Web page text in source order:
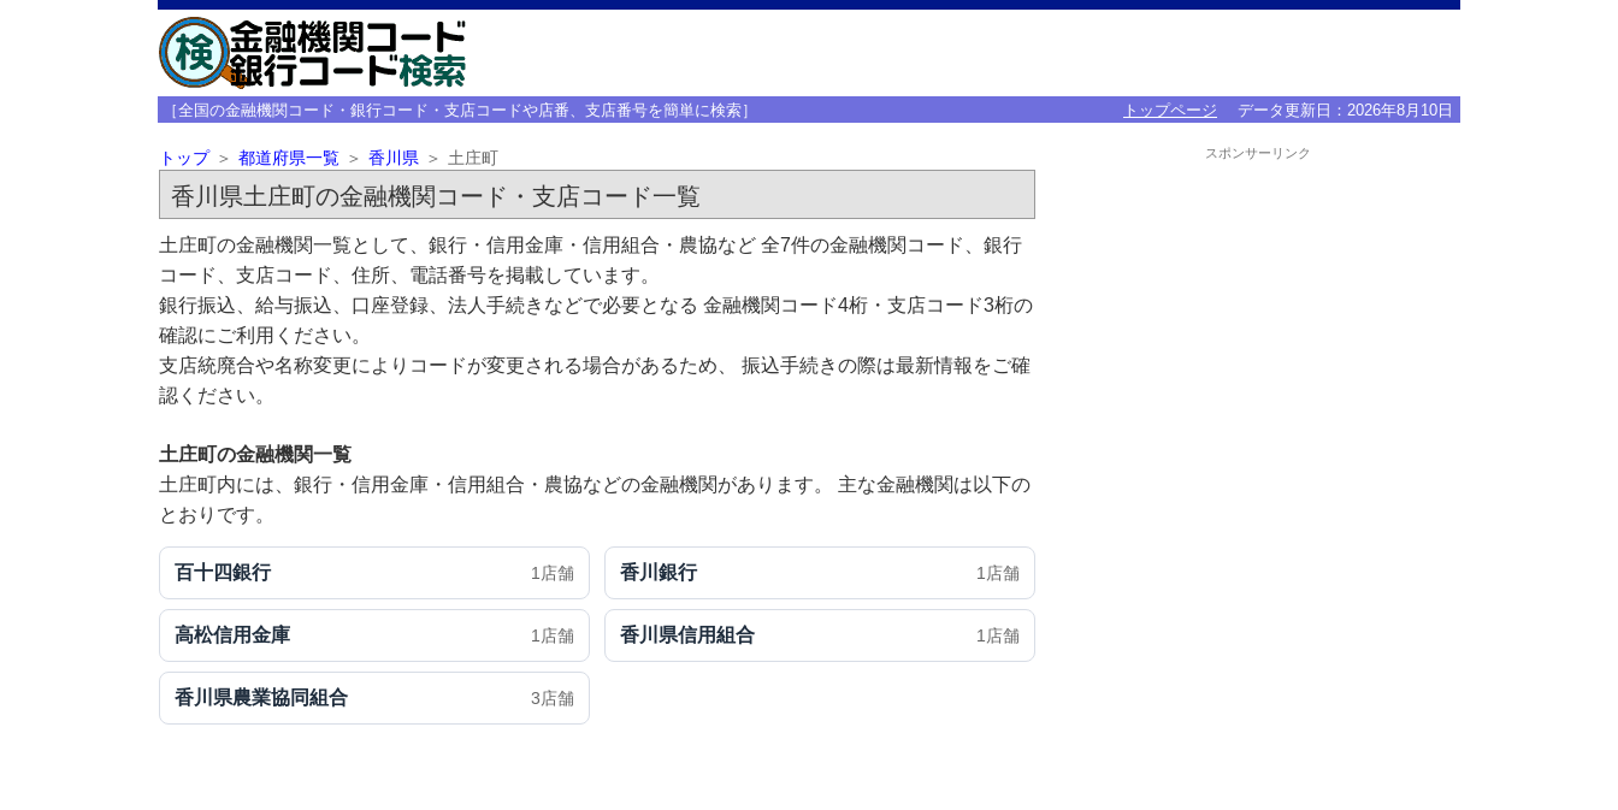
［全国の金融機関コード・銀行コード・支店コードや店番、支店番号を簡単に検索］ トップページ データ更新日： 2026年8月10日
トップ 都道府県一覧 香川県 土庄町
香川県土庄町の金融機関コード・支店コード一覧
土庄町の金融機関一覧として、銀行・信用金庫・信用組合・農協など 全7件の金融機関コード、銀行
コード、支店コード、住所、電話番号を掲載しています。
銀行振込、給与振込、口座登録、法人手続きなどで必要となる 金融機関コード4桁・支店コード3桁の
確認にご利用ください。
支店統廃合や名称変更によりコードが変更される場合があるため、 振込手続きの際は最新情報をご確
認ください。
土庄町の金融機関一覧
土庄町内には、銀行・信用金庫・信用組合・農協などの金融機関があります。 主な金融機関は以下の
とおりです。
百十四銀行 1店舗 香川銀行 1店舗
高松信用金庫 1店舗 香川県信用組合 1店舗
香川県農業協同組合 3店舗
スポンサーリンク